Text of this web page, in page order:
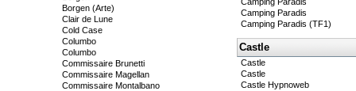
Borgen (Arte)
Clair de Lune
Cold Case
Columbo
Columbo
Commissaire Brunetti
Commissaire Magellan
Commissaire Montalbano
Camping Paradis
Camping Paradis (TF1)
Castle
Castle
Castle
Castle Hypnoweb